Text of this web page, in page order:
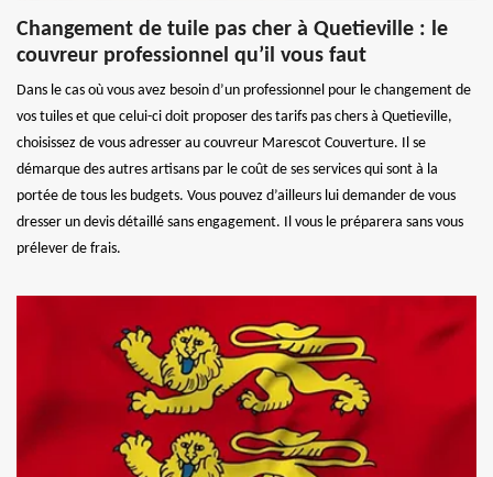
Changement de tuile pas cher à Quetieville : le
couvreur professionnel qu’il vous faut
Dans le cas où vous avez besoin d’un professionnel pour le changement de
vos tuiles et que celui-ci doit proposer des tarifs pas chers à Quetieville,
choisissez de vous adresser au couvreur Marescot Couverture. Il se
démarque des autres artisans par le coût de ses services qui sont à la
portée de tous les budgets. Vous pouvez d’ailleurs lui demander de vous
dresser un devis détaillé sans engagement. Il vous le préparera sans vous
prélever de frais.